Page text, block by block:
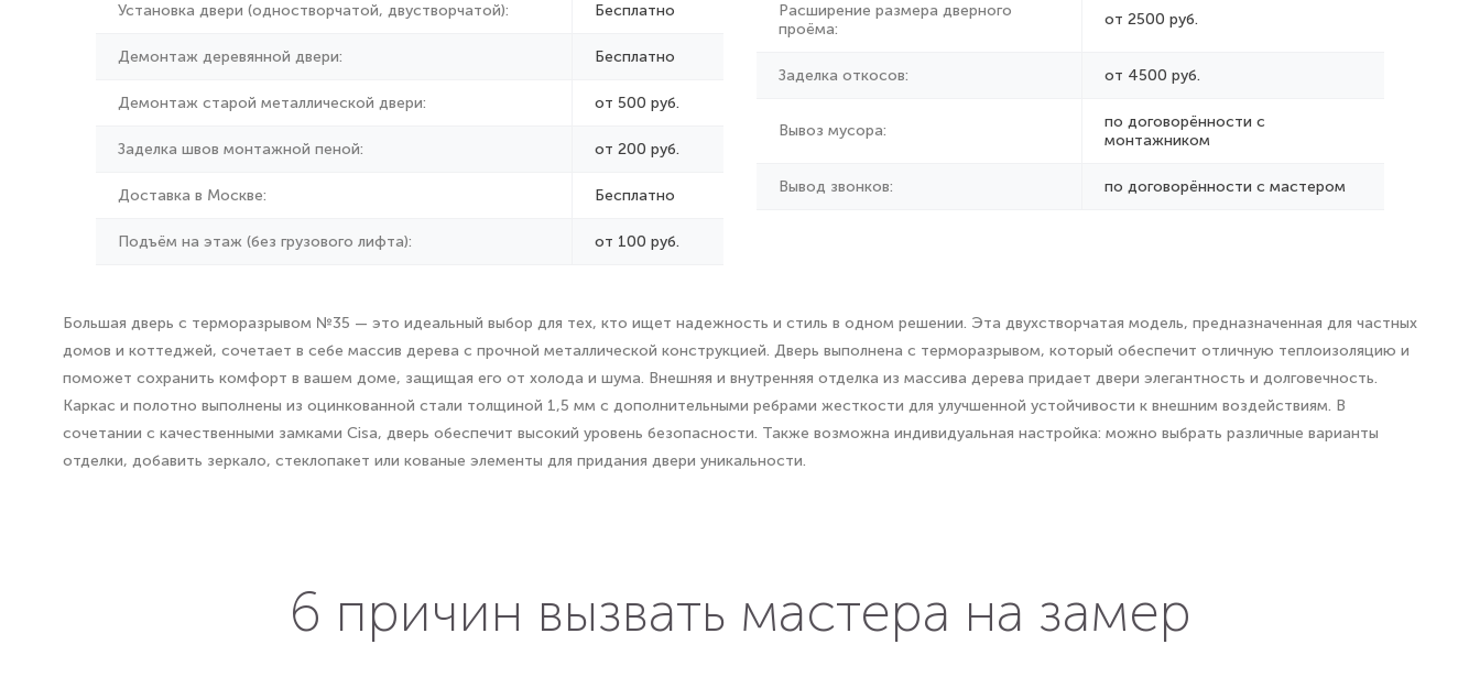
Установка двери (одностворчатой, двустворчатой): Бесплатно
Демонтаж деревянной двери: Бесплатно
Демонтаж старой металлической двери: от 500 руб.
Заделка швов монтажной пеной: от 200 руб.
Доставка в Москве: Бесплатно
Подъём на этаж (без грузового лифта): от 100 руб.
Расширение размера дверного
проёма:
от 2500 руб.
Заделка откосов: от 4500 руб.
Вывоз мусора:
по договорённости с
монтажником
Вывод звонков: по договорённости с мастером
Большая дверь с терморазрывом №35 — это идеальный выбор для тех, кто ищет надежность и стиль в одном решении. Эта двухстворчатая модель, предназначенная для частных
домов и коттеджей, сочетает в себе массив дерева с прочной металлической конструкцией. Дверь выполнена с терморазрывом, который обеспечит отличную теплоизоляцию и
поможет сохранить комфорт в вашем доме, защищая его от холода и шума. Внешняя и внутренняя отделка из массива дерева придает двери элегантность и долговечность.
Каркас и полотно выполнены из оцинкованной стали толщиной 1,5 мм с дополнительными ребрами жесткости для улучшенной устойчивости к внешним воздействиям. В
сочетании с качественными замками Cisa, дверь обеспечит высокий уровень безопасности. Также возможна индивидуальная настройка: можно выбрать различные варианты
отделки, добавить зеркало, стеклопакет или кованые элементы для придания двери уникальности.
6 причин вызвать мастера на замер